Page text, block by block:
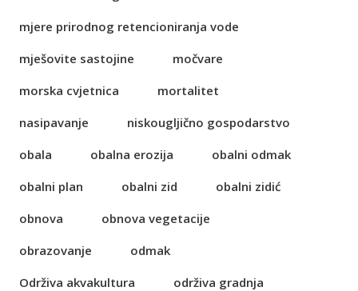
mjere prirodnog retencioniranja vode
mješovite sastojine
močvare
morska cvjetnica
mortalitet
nasipavanje
niskougljično gospodarstvo
obala
obalna erozija
obalni odmak
obalni plan
obalni zid
obalni zidić
obnova
obnova vegetacije
obrazovanje
odmak
Održiva akvakultura
održiva gradnja